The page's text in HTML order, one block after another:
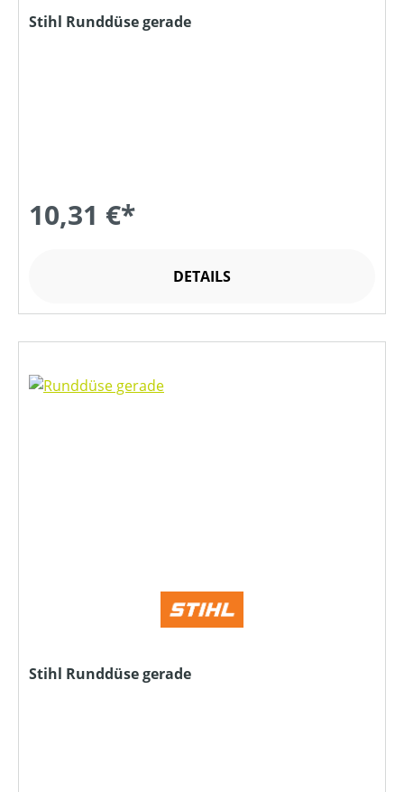
Stihl Runddüse gerade
10,31 €*
DETAILS
Stihl Runddüse gerade